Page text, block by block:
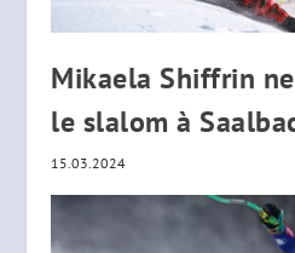
Mikaela Shiffrin
le slalom à
15.03.2024